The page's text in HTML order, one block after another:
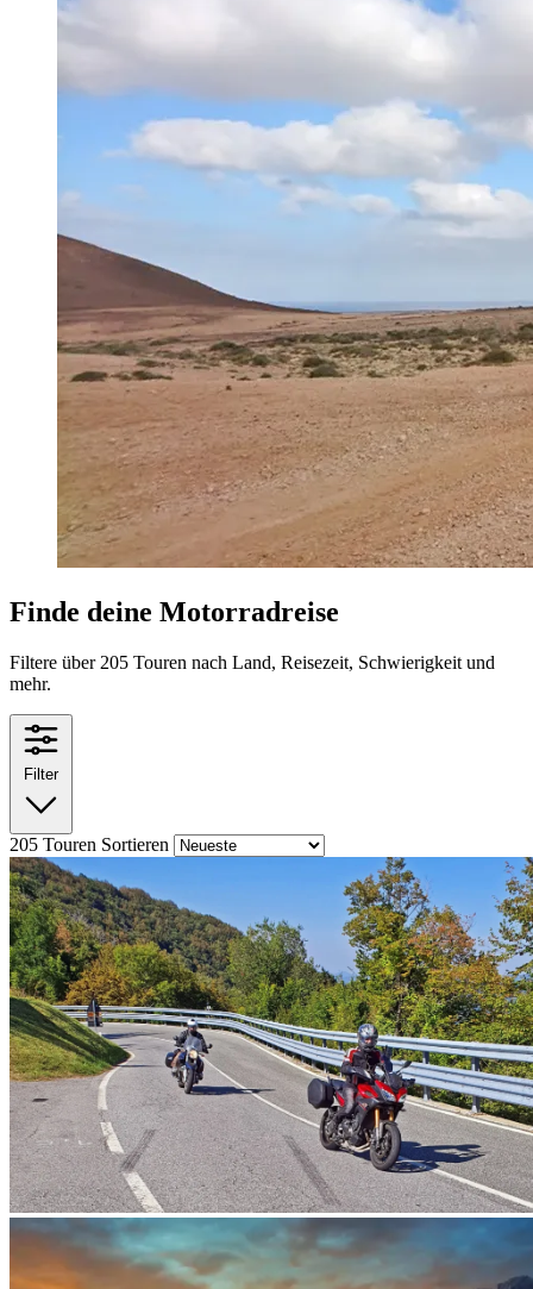
Finde deine Motorradreise
Filtere über 205 Touren nach Land, Reisezeit, Schwierigkeit und
mehr.
Filter
205 Touren Sortieren